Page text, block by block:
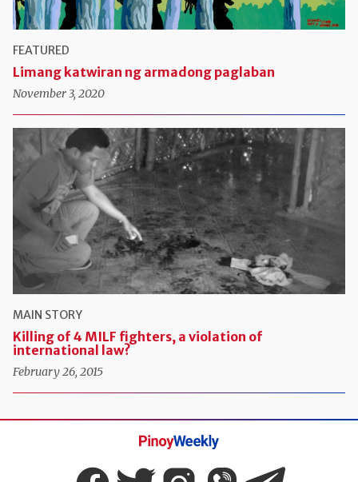
FEATURED
Limang katwiran ng armadong paglaban
November 3, 2020
MAIN STORY
Killing of 4 MILF fighters, a violation of
international law?
February 26, 2015
Pinoy
Weekly